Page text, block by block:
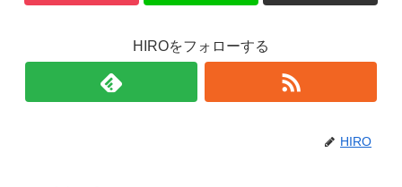
HIROをフォローする
HIRO